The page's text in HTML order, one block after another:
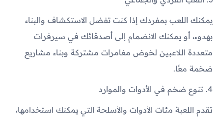
يمكنك اللعب بمفردك إذا كنت تفضل الاستكشاف والبناء
بهدوء، أو يمكنك الانضمام إلى أصدقائك في سيرفرات
متعددة اللاعبين لخوض مغامرات مشتركة وبناء مشاريع
ضخمة معًا.
4. تنوع ضخم في الأدوات والموارد
تقدم اللعبة مئات الأدوات والأسلحة التي يمكنك استخدامها،